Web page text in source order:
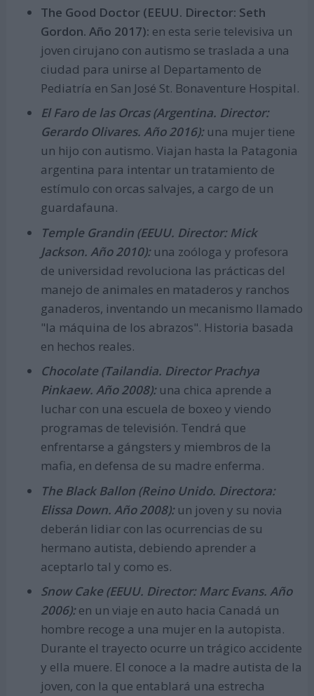
The Good Doctor (EEUU. Director: Seth
Gordon. Año 2017): en esta serie televisiva un
joven cirujano con autismo se traslada a una
ciudad para unirse al Departamento de
Pediatría en San José St. Bonaventure Hospital.
El Faro de las Orcas (Argentina. Director:
Gerardo Olivares. Año 2016):una mujer tiene
un hijo con autismo. Viajan hasta la Patagonia
argentina para intentar un tratamiento de
estímulo con orcas salvajes, a cargo de un
guardafauna.
Temple Grandin (EEUU. Director: Mick
Jackson. Año 2010): una zoóloga y profesora
de universidad revoluciona las prácticas del
manejo de animales en mataderos y ranchos
ganaderos, inventando un mecanismo llamado
"la máquina de los abrazos". Historia basada
en hechos reales.
Chocolate (Tailandia. Director Prachya
Pinkaew. Año 2008):una chica aprende a
luchar con una escuela de boxeo y viendo
programas de televisión. Tendrá que
enfrentarse a gángsters y miembros de la
mafia, en defensa de su madre enferma.
The Black Ballon (Reino Unido. Directora:
Elissa Down. Año 2008):un joven y su novia
deberán lidiar con las ocurrencias de su
hermano autista, debiendo aprender a
aceptarlo tal y como es.
Snow Cake (EEUU. Director: Marc Evans. Año
2006):en un viaje en auto hacia Canadá un
hombre recoge a una mujer en la autopista.
Durante el trayecto ocurre un trágico accidente
y ella muere. El conoce a la madre autista de la
joven, con la que entablará una estrecha